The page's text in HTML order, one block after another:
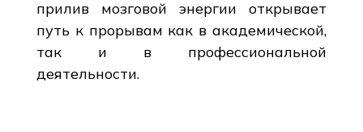
прилив мозговой энергии открывает
путь к прорывам как в академической,
так и в профессиональной
деятельности.